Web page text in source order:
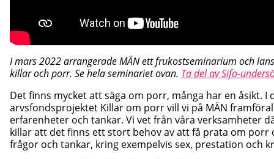
I mars 2022 arrangerade MÄN ett frukostseminarium och
killar och porr. Se hela seminariet ovan. Ta del av Sifo-
Det finns mycket att säga om porr, många har en åsikt. I
arvsfondsprojektet Killar om porr vill vi på MÄN
erfarenheter och tankar. Vi vet från våra verksamheter
killar att det finns ett stort behov av att få prata om porr
frågor och tankar, kring exempelvis sex, prestation och